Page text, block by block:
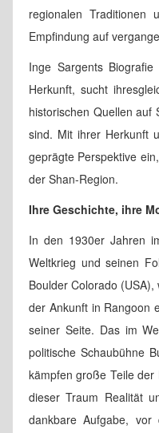
regionalen
Empfindung auf
Inge Sargents
Herkunft, sucht
historischen Quellen auf
sind. Mit ihrer Herkunft
geprägte Perspektive
der Shan-Region.
Ihre Geschichte, ihre
In den 1930er Jahren
Weltkrieg und seinen
Boulder Colorado
der Ankunft in Rangoon
seiner Seite. Das im
politische Schaubühne
kämpfen große Teile
dieser Traum Realität
dankbare Aufgabe, vor